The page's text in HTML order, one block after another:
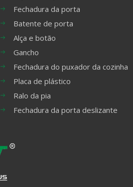
Fechadura da porta
Batente de porta
Alça e botão
Gancho
Fechadura do puxador da cozinha
Placa de plástico
Ralo da pia
Fechadura da porta deslizante